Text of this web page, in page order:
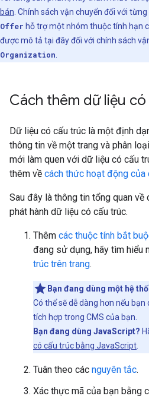
bán . Chính sách vận chuyển đối với
Offer hỗ trợ một nhóm thuộc tính hạn
được mô tả tại đây đối với chính sách
Organization
Cách thêm dữ liệu
Dữ liệu có cấu trúc là một định
thông tin về một trang và phân
mới làm quen với dữ liệu có cấu
thêm về cách thức hoạt động của
Sau đây là thông tin tổng quan về
phát hành dữ liệu có cấu trúc.
Thêm các thuộc tính bắt
đang sử dụng, hãy tìm hiểu
trúc trên trang.
Bạn đang dùng một hệ
Có thể sẽ dễ dàng hơn nếu
tích hợp trong CMS của bạn.
Bạn đang dùng JavaScript?
có cấu trúc bằng JavaScript
Tuân theo các nguyên tắc.
Xác thực mã của bạn bằng